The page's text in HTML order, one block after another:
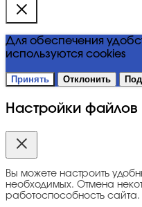
Для обеспечения
используются cookies
Принять Отклонить
Настройки
Вы можете настроить
необходимых. Отмена
работоспособность сайта.